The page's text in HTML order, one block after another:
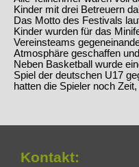
Kinder mit drei Betreuern
Das Motto des Festivals
Kinder wurden für das
Vereinsteams
Atmosphäre geschaffen
Neben Basketball wurde
Spiel der deutschen U17
hatten die Spieler noch
Kontakt: